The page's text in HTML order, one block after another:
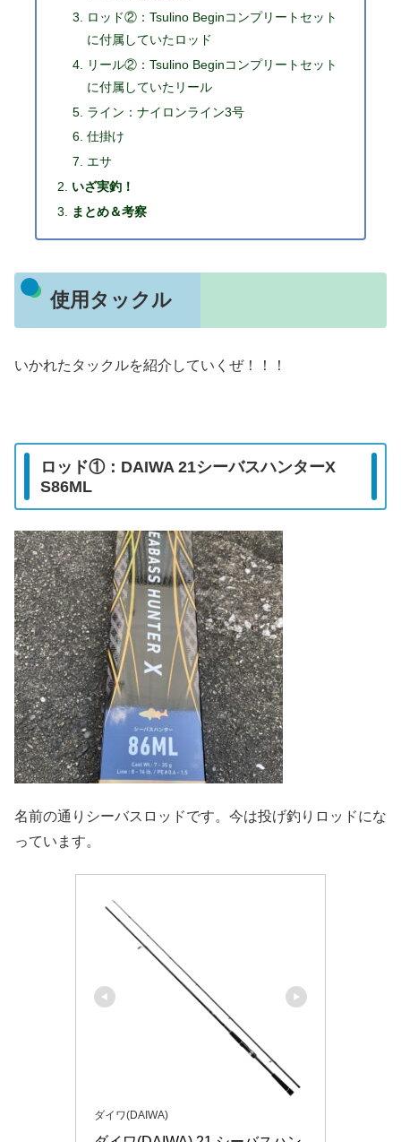
ロッド②：Tsulino Beginコンプリートセット
に付属していたロッド
リール②：Tsulino Beginコンプリートセット
に付属していたリール
ライン：ナイロンライン3号
仕掛け
エサ
いざ実釣！
まとめ＆考察
使用タックル
いかれたタックルを紹介していくぜ！！！
ロッド①：DAIWA 21シーバスハンターX
S86ML
名前の通りシーバスロッドです。今は投げ釣りロッドにな
っています。
ダイワ(DAIWA)